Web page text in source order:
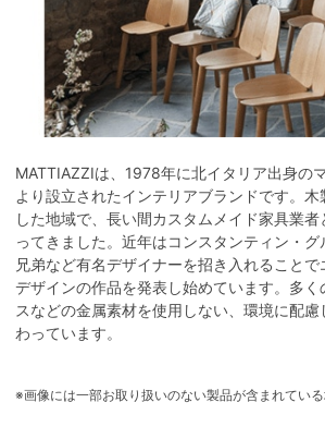
MATTIAZZIは、1978年に北イタリア出身の
より設立されたインテリアブランドです。木
した地域で、長い間カスタムメイド家具業
ってきました。近年はコンスタンティン・
兄弟など有名デザイナーを招き入れること
デザインの作品を発表し始めています。多
スなどの金属素材を使用しない、環境に配
わっています。
※画像には一部お取り扱いのない製品が含まれている